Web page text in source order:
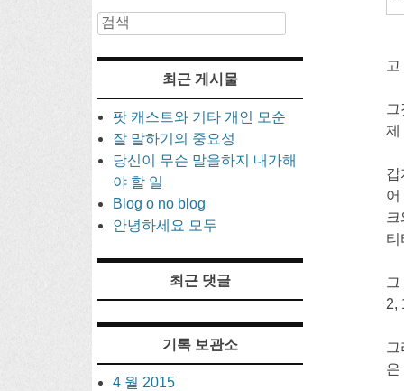
제
갑
티
2,
검
최근 게시물
팟 캐스트와 기타 개인 모순
잘 말하기의 중요성
당신이 무슨 말을하지 내가해
야 할 일
Blog o no blog
안녕하세요 모두
최근 댓글
기록 보관소
4 월 2015